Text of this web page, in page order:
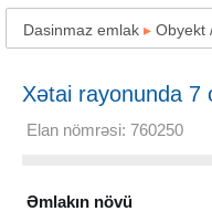
Dasinmaz emlak ▸ Obyekt
Xətai rayonunda 7
m²
Elan nömrəsi: 760250
Əmlakın növü